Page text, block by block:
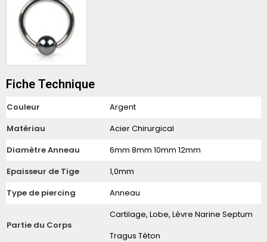
Fiche Technique
Couleur
Argent
Matériau
Acier Chirurgical
Diamètre Anneau
6mm 8mm 10mm 12mm
Epaisseur de Tige
1,0mm
Type de piercing
Anneau
Partie du Corps
Cartilage, Lobe, Lèvre Narine Septum
Tragus Téton